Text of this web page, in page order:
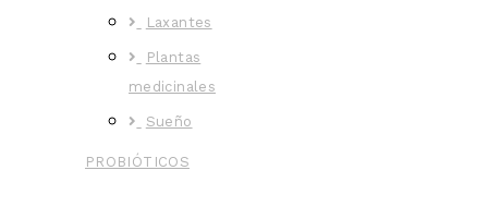
Laxantes
Plantas
medicinales
Sueño
PROBIÓTICOS